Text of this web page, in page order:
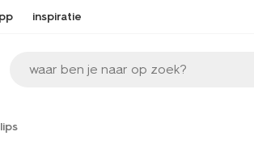
inspiratie
waar ben je naar op zoek?